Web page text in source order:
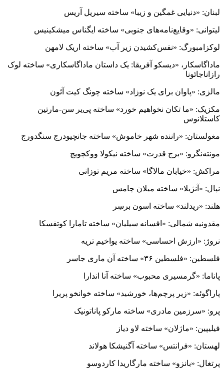
لبنان: «دنیایی غمگین و زیبا» ساخته سیریل آریس
لیتوانی: «وقایع‌نامه‌های جنوبی» ساخته ایگناس میشکینیس
لوکزامبورگ: «نفس‌کشیدن زیر آب» ساخته اریک لامهن
ماداگاسکار، «دیسکو آفریقا: یک داستان ماداگاسکاری» ساخته لوک
رازاناجائونا
مالزی: «پاوان برای یک نوزاد» ساخته چونگ کیت آئون
مکزیک: «ما تکان نخواهیم خورد» ساخته پی‌یر سن-مارتین
کاستلانوس
مغولستان: «راننده شهر خاموش» ساخته جانچیودرج سنگدورج
مونته‌نگرو: «برج قدرت» ساخته نیکولا ووکچویچ
مراکش: «خیابان مالاگا» ساخته مریم توزانی
نپال: «آنژیلا» ساخته میلان چامس
هلند: «ریدلند» ساخته اسون برسِر
مقدونیه شمالی: «افسانه سیلیان» ساخته تامارا کوتفسکا
نروژ: «ارزش احساسی» ساخته یواخیم تریه
فلسطین: «فلسطین ۳۶» ساخته آن ماری جاسر
پاناما: «گرمسیری محبوب» ساخته آنا اندارا
پاراگوئه: «زیر پرچم‌ها، خورشید» ساخته خوانخو پریرا
پرو: «سرزمین مادری» ساخته مارکو پاناتونیک
فیلیپین: «ماژلان» ساخته لاو دیاز
لهستان: «فرانتس» ساخته آگنیشکا هولاند
پرتغال: «بانزو» ساخته مارگاریدا کاردوسو